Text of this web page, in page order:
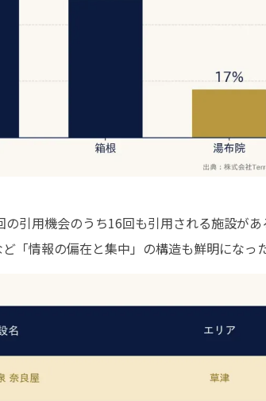
引用機会のうち16回も引用される施設が
「情報の偏在と集中」の構造も鮮明になっ